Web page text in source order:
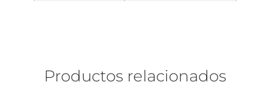
Productos relacionados